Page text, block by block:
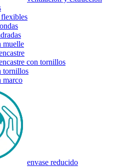
muelle
con tornillos
tornillos
marco
envase reducido